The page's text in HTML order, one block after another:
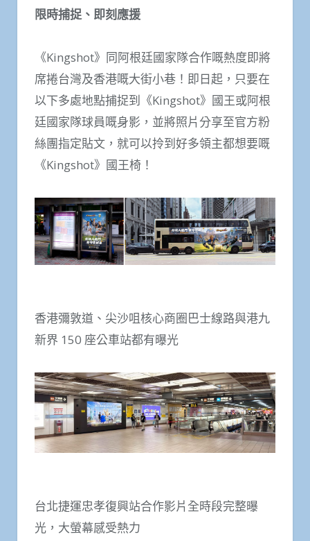
限時捕捉、即刻應援
《Kingshot》同阿根廷國家隊合作嘅熱度即將
席捲台灣及香港嘅大街小巷！即日起，只要在
以下多處地點捕捉到《Kingshot》國王或阿根
廷國家隊球員嘅身影，並將照片分享至官方粉
絲團指定貼文，就可以拎到好多領主都想要嘅
《Kingshot》國王椅！
香港彌敦道、尖沙咀核心商圈巴士線路與港九
新界 150 座公車站都有曝光
台北捷運忠孝復興站合作影片全時段完整曝
光，大螢幕感受熱力